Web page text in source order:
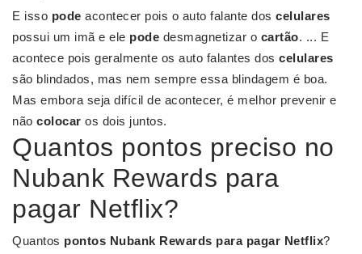
E isso pode acontecer pois o auto falante dos celulares
possui um imã e ele pode desmagnetizar o cartão. ... E
acontece pois geralmente os auto falantes dos celulares
são blindados, mas nem sempre essa blindagem é boa.
Mas embora seja difícil de acontecer, é melhor prevenir e
não colocar os dois juntos.
Quantos pontos preciso no
Nubank Rewards para
pagar Netflix?
Quantos pontos Nubank Rewards para pagar Netflix?